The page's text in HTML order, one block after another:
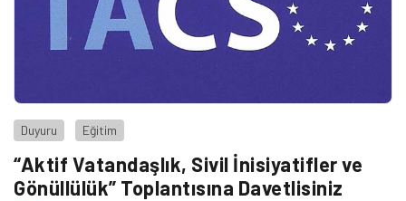
Duyuru Eğitim
“Aktif Vatandaşlık, Sivil İnisiyatifler ve
Gönüllülük” Toplantısına Davetlisiniz